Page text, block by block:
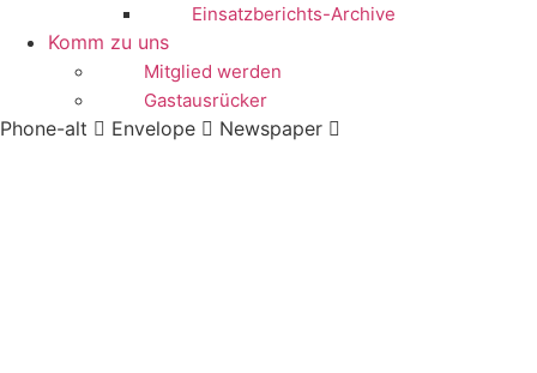
Einsatzberichts-Archive
Komm zu uns
Mitglied werden
Gastausrücker
Phone-alt Envelope Newspaper